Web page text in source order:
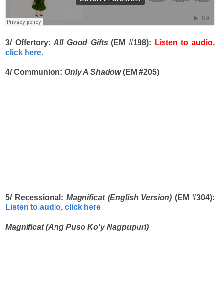
3/ Offertory:All Good Gifts (EM #198):
Listen to audio,
click here.
4/ Communion: Only A Shadow(EM #205)
5/ Recessional: Magnificat (English Version) (EM #304):
Listen to audio, click here
Magnificat (Ang Puso Ko'y Nagpupuri)